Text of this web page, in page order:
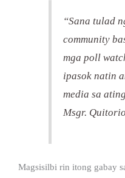
“Sana tulad
community
mga poll
ipasok natin
media sa
Msgr.
Magsisilbi rin itong gabay